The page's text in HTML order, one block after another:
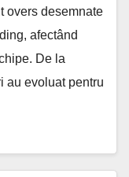
overs desemnate
afectând
De la
au evoluat pentru